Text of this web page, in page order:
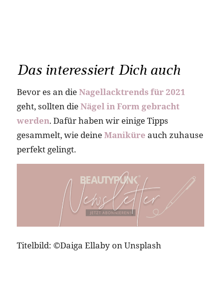
Das interessiert Dich auch
Bevor es an dieNagellacktrends für 2021
geht, sollten dieNägel in Form gebracht
werden. Dafür haben wir einige Tipps
gesammelt, wie deineManiküre auch zuhause
perfekt gelingt.
Titelbild: ©Daiga Ellaby on Unsplash